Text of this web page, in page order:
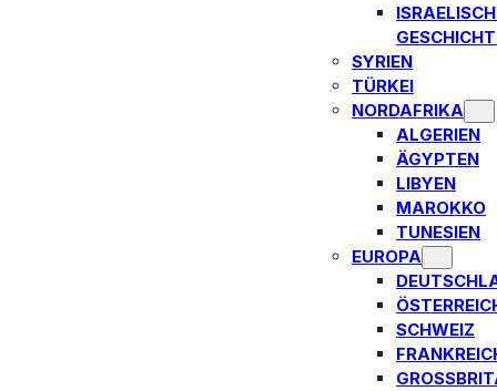
SYRIEN
TÜRKEI
NORDAFRIKA
ALGERIEN
ÄGYPTEN
LIBYEN
MAROKKO
TUNESIEN
EUROPA
SCHWEIZ